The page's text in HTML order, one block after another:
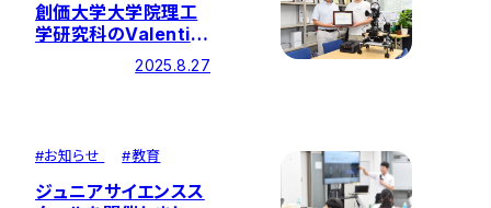
創価大学大学院理工
学研究科のValentin
Keithさんと萩原准教
授が『日本ロボット学
2025.8.27
#お知らせ #教育
ジュニアサイエンスス